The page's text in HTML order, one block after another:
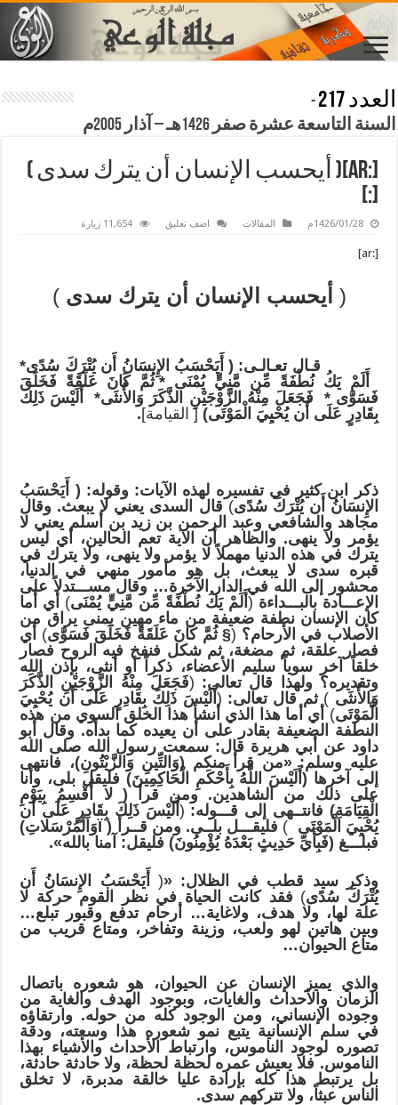
العدد 217
-
السنة التاسعة عشرة صفر 1426هـ – آذار 2005م
[:ar]( أيحسب الإنسان أن يترك سدى )
[:]
1426/01/28م المقالات اضف تعليق 11,654 زيارة
[:ar]
( أيحسب الإنسان أن يترك سدى )
قـال تعـالـى: ( أَيَحْسَبُ الإِنسَانُ أَن يُتْرَكَ سُدًى*
أَلَمْ يَكُ نُطْفَةً مِّن مَّنِيٍّ يُمْنَى *ثُمَّ كَانَ عَلَقَةً فَخَلَقَ
فَسَوَّى * فَجَعَلَ مِنْهُ الزَّوْجَيْنِ الذَّكَرَ وَالأُنثَى*
أَلَيْسَ ذَلِكَ
بِقَادِرٍ عَلَى أَن يُحْيِيَ الْمَوْتَى) [ القيامة].
ذكر ابن كثير في تفسيره لهذه الآيات: وقوله: ( أَيَحْسَبُ
الإِنسَانُ أَن يُتْرَكَ سُدًى) قال السدى يعني لا يبعث. وقال
مجاهد والشافعي وعبد الرحمن بن زيد بن أسلم يعني لا
يؤمر ولا ينهى. والظاهر أن الآية تعم الحالين، أي ليس
يترك في هذه الدنيا مهملاً لا يؤمر ولا ينهى، ولا يترك في
قبره سدى لا يبعث، بل هو مأمور منهي في الدنيا،
محشور إلى الله في الدار الآخرة… وقال مســـتدلاً على
الإعـــادة بالبـــداءة (أَلَمْ يَكُ نُطْفَةً مِّن مَّنِيٍّ يُمْنَى) أي أما
كان الإنسان نطفة ضعيفة من ماء مهين يمنى يراق من
الأصلاب في الأرحام؟ (
§ ثُمَّ كَانَ عَلَقَةً فَخَلَقَ فَسَوَّى) أي
فصار علقة، ثم مضغة، ثم شكل فنفخ فيه الروح فصار
خلقاً آخر سوياً سليم الأعضاء، ذكراً أو أنثى، بإذن الله
وتقديره؟ ولهذا قال تعالى: (فَجَعَلَ مِنْهُ الزَّوْجَيْنِ الذَّكَرَ
وَالأُنثَى ) ثم قال تعالى: (أَلَيْسَ ذَلِكَ بِقَادِرٍ عَلَى أَن يُحْيِيَ
الْمَوْتَى) أي أما هذا الذي أنشأ هذا الخلق السوي من هذه
النطفة الضعيفة بقادر على أن يعيده كما بدأه. وقال أبو
داود عن أبي هريرة قال: سمعت رسول الله صلى الله
عليه وسلم:«من قرأ منكم (وَالتِّينِ وَالزَّيْتُونِ)، فانتهى
إلى
آخرها (أَلَيْسَ اللَّهُ بِأَحْكَمِ الْحَاكِمِينَ) فليقل بلى، وأنا
على ذلك من الشاهدين. ومن قرأ ( لا أُقْسِمُ بِيَوْمِ
الْقِيَامَةِ) فانتــهى إلى قـــوله: (أَلَيْسَ ذَلِكَ بِقَادِرٍ عَلَى أَن
يُحْيِيَ الْمَوْتَى ) فليقـــل بلــى. ومن قــرأ (
Ïوَالْمُرْسَلاتِ)
فبلـــغ (فَبِأَيِّ حَدِيثٍ بَعْدَهُ يُؤْمِنُونَ) فليقل: آمنا بالله»
.
وذكر سيد قطب في الظلال:«
( أَيَحْسَبُ الإِنسَانُ أَن
يُتْرَكَ سُدًى) فقد كانت الحياة في نظر القوم حركة لا
علة لها، ولا هدف، ولاغاية… أرحام تدفع وقبور تبلع…
وبين هاتين لهو ولعب، وزينة وتفاخر، ومتاع قريب من
متاع الحيوان…
والذي يميز الإنسان عن الحيوان، هو شعوره باتصال
الزمان والأحداث والغايات، وبوجود الهدف والغاية من
وجوده الإنساني، ومن الوجود كله من حوله. وارتقاؤه
في سلم الإنسانية يتبع نمو شعوره هذا وسعته، ودقة
تصوره لوجود الناموس، وارتباط الأحداث والأشياء بهذا
الناموس. فلا يعيش عمره لحظة لحظة، ولا حادثة حادثة،
بل يرتبط هذا كله بإرادة عليا خالقة مدبرة، لا تخلق
الناس عبثاً، ولا تتركهم سدى.